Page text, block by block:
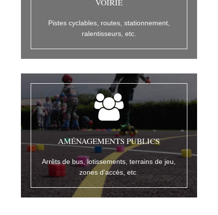
VOIRIE
Pistes cyclables, routes, stationnement,
ralentisseurs, etc.
AMÉNAGEMENTS PUBLICS
Arrêts de bus, lotissements, terrains de jeu,
zones d'accès, etc.